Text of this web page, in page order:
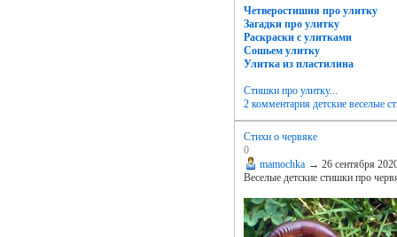
Четверостишия про улитку
Загадки про улитку
Раскраски с улитками
Сошьем улитку
Улитка из пластилина
Стишки про улитку...
2 комментария детские веселые
Стихи о червяке
0
mamochka → 26 сентября
Веселые детские стишки про